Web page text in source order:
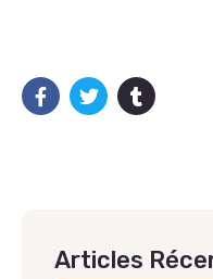
Articles